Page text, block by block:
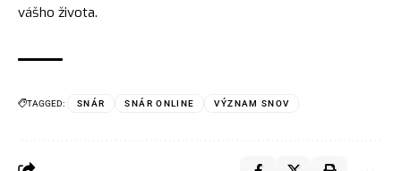
vášho života.
TAGGED: SNÁR SNÁR ONLINE VÝZNAM SNOV